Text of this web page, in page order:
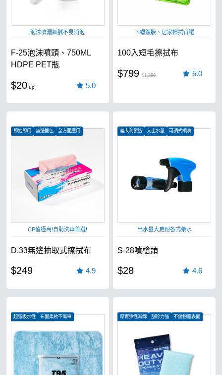
泡沫噴灑細膩不易消泡
F-25泡沫噴頭、750ML
HDPE PET瓶
$20 5.0
下蠟鍍膜、居家擦拭首選
100入短毛擦拭布
$799 $1,299 5.0
即抽即用 無邊雙色 全方面應用
CP值極高!自助洗車首選!
D.33無邊抽取式擦拭布
$249 4.9
義大利製造 大出水量 可調式噴嘴
出水量大更耐各式藥水
S-28噴槍頭
$28 4.6
超強吸水性
布面柔軟不傷車
厚實彈性海綿 刮除力強 不傷物體表面